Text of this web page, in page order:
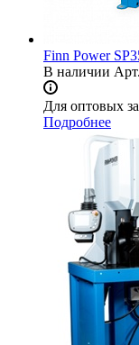
Finn Power
В наличии Арт.
Для оптовых
Подробнее